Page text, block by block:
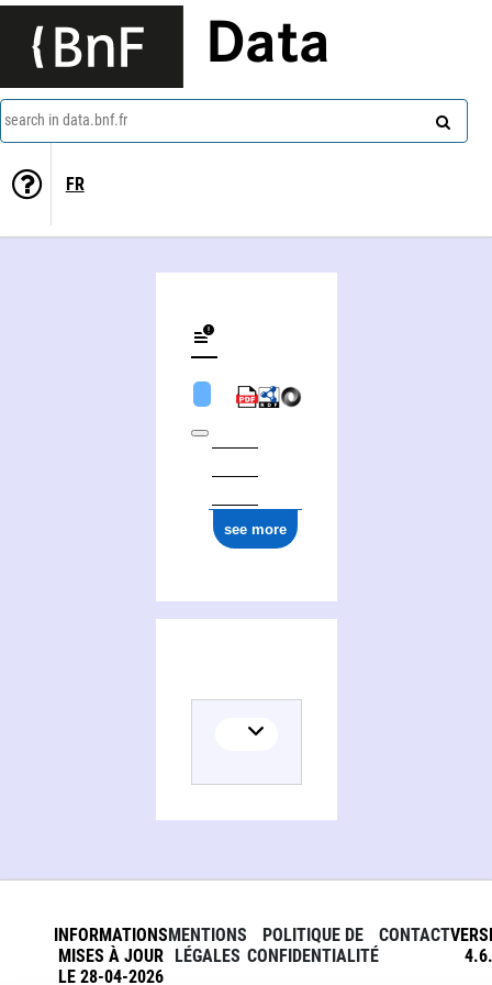
Data
search in data.bnf.fr
FR
see more
INFORMATIONS
MISES À JOUR
LE 28-04-2026
MENTIONS
LÉGALES
POLITIQUE DE
CONFIDENTIALITÉ
CONTACT